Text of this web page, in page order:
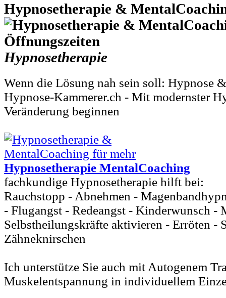
Hypnosetherapie &
Hypnosetherapie
Wenn die Lösung nah sein soll: Hypnose
Hypnose-Kammerer.ch - Mit modernster
Veränderung beginnen
Hypnosetherapie MentalCoaching
fachkundige Hypnosetherapie hilft bei:
Rauchstopp - Abnehmen -
- Flugangst - Redeangst - Kinderwunsch -
Selbstheilungskräfte aktivieren - Erröten -
Zähneknirschen
Ich unterstütze Sie auch mit Autogenem
Muskelentspannung in individuellem